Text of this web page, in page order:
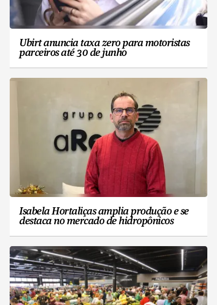
Ubirt anuncia taxa zero para motoristas
parceiros até 30 de junho
Isabela Hortaliças amplia produção e se
destaca no mercado de hidropônicos